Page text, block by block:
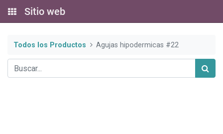
Sitio web
Todos los Productos Agujas hipodermicas #22